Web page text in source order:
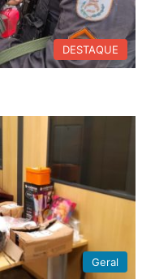
DESTAQUE
Geral